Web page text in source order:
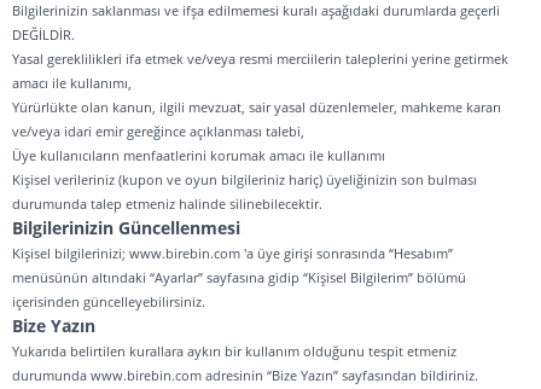
Bilgilerinizin saklanması ve ifşa edilmemesi kuralı aşağıdaki durumlarda geçerli
DEĞİLDİR.
Yasal gereklilikleri ifa etmek ve/veya resmi merciilerin taleplerini yerine getirmek
amacı ile kullanımı,
Yürürlükte olan kanun, ilgili mevzuat, sair yasal düzenlemeler, mahkeme kararı
ve/veya idari emir gereğince açıklanması talebi,
Üye kullanıcıların menfaatlerini korumak amacı ile kullanımı
Kişisel verileriniz (kupon ve oyun bilgileriniz hariç) üyeliğinizin son bulması
durumunda talep etmeniz halinde silinebilecektir.
Bilgilerinizin Güncellenmesi
Kişisel bilgilerinizi; www.birebin.com 'a üye girişi sonrasında “Hesabım”
menüsünün altındaki “Ayarlar” sayfasına gidip “Kişisel Bilgilerim” bölümü
içerisinden güncelleyebilirsiniz.
Bize Yazın
Yukarıda belirtilen kurallara aykırı bir kullanım olduğunu tespit etmeniz
durumunda www.birebin.com adresinin “Bize Yazın” sayfasından bildiriniz.